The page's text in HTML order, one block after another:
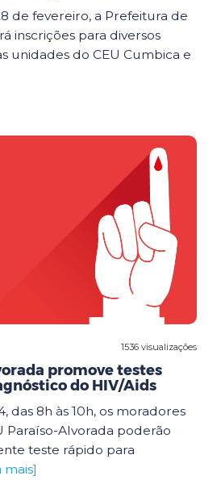
de fevereiro, a Prefeitura de
inscrições para diversos
unidades do CEU Cumbica e
1536 visualizações
promove testes
do HIV/Aids
das 8h às 10h, os moradores
Paraíso-Alvorada poderão
teste rápido para
mais]